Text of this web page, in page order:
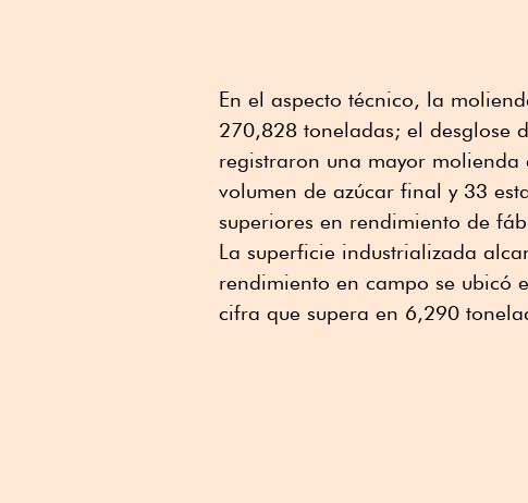
En el aspecto técnico, la
270,828 toneladas; el desglose
registraron una mayor
volumen de azúcar final y 33
superiores en rendimiento de
La superficie industrializada
rendimiento en campo se ubicó
cifra que supera en 6,290